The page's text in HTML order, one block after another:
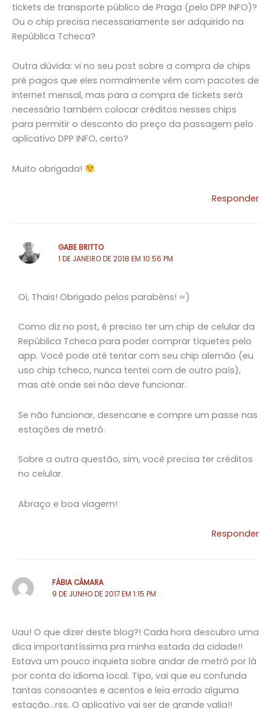
tickets de transporte público de Praga (pelo DPP INFO)?
Ou o chip precisa necessariamente ser adquirido na
República Tcheca?
Outra dúvida: vi no seu post sobre a compra de chips
pré pagos que eles normalmente vêm com pacotes de
internet mensal, mas para a compra de tickets será
necessário também colocar créditos nesses chips
para permitir o desconto do preço da passagem pelo
aplicativo DPP INFO, certo?
Muito obrigada!
Responder
GABE BRITTO
1 DE JANEIRO DE 2018 EM 10:56 PM
Oi, Thais! Obrigado pelos parabéns! =)
Como diz no post, é preciso ter um chip de celular da
República Tcheca para poder comprar tíquetes pelo
app. Você pode até tentar com seu chip alemão (eu
uso chip tcheco, nunca tentei com de outro país),
mas até onde sei não deve funcionar.
Se não funcionar, desencane e compre um passe nas
estações de metrô.
Sobre a outra questão, sim, você precisa ter créditos
no celular.
Abraço e boa viagem!
Responder
FÁBIA CÂMARA
9 DE JUNHO DE 2017 EM 1:15 PM
Uau! O que dizer deste blog?! Cada hora descubro uma
dica importantíssima pra minha estada da cidade!!
Estava um pouco inquieta sobre andar de metrô por lá
por conta do idioma local. Tipo, vai que eu confunda
tantas consoantes e acentos e leia errado alguma
estação…rss. O aplicativo vai ser de grande valia!!